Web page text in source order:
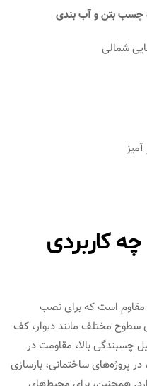
چسب بتن و آب بندی
شمالی
کاربردی
است که برای نصب
سطوح مختلف مانند دیوار، کف
چسبندگی بالا، مقاومت در
پروژه‌های ساختمانی، بازسازی